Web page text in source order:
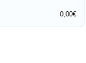
0,00€